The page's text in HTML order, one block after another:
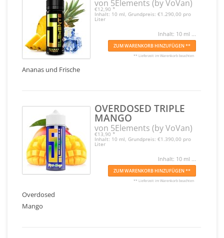
von 5Elements (by VoVan)
€12,90 *
Inhalt: 10 ml, Grundpreis: €1.290,00 pro
Liter
Inhalt: 10 ml ...
ZUM WARENKORB HINZUFÜGEN **
** Lieferzeit im Warenkorb beachten
Ananas und Frische
OVERDOSED TRIPLE
MANGO
von 5Elements (by VoVan)
€13,90 *
Inhalt: 10 ml, Grundpreis: €1.390,00 pro
Liter
Inhalt: 10 ml ...
ZUM WARENKORB HINZUFÜGEN **
** Lieferzeit im Warenkorb beachten
Overdosed
Mango